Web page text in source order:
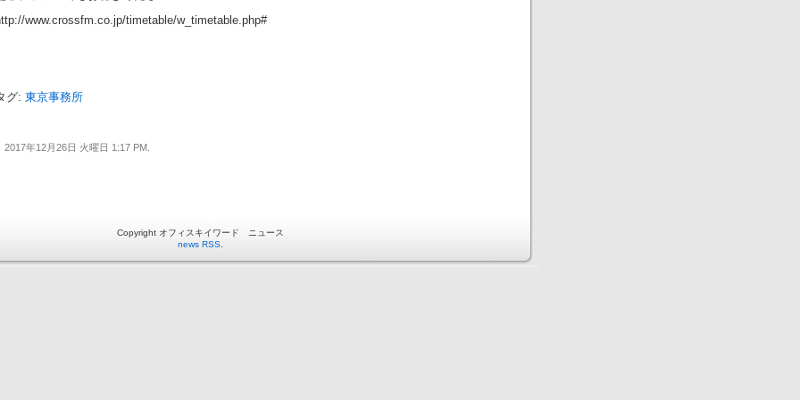
www.crossfm.co.jp/timetable/w_timetable.php#
グ: 東京事務所
2017年12月26日 火曜日 1:17 PM.
Copyright オフィスキイワード ニュース
news RSS.